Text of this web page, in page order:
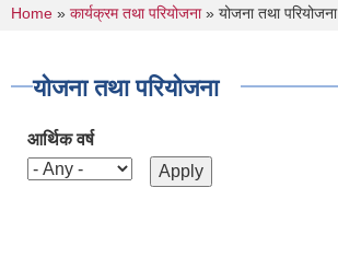
You are here
Home » कार्यक्रम तथा परियोजना» योजना तथा परियोजना
योजना तथा परियोजना
आर्थिक वर्ष